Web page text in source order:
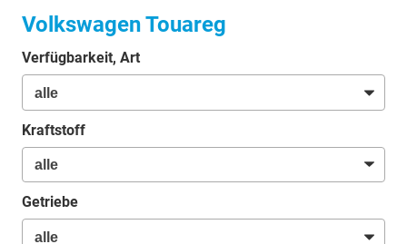
Volkswagen Touareg
Verfügbarkeit, Art
Kraftstoff
Getriebe